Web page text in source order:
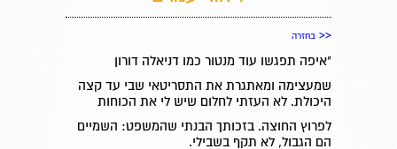
<< בחזרה
"איפה תפגשו עוד מנטור כמו דניאלה דורון
שמעצימה ומאתגרת את התסריטאי שבי עד קצה
היכולת. לא העזתי לחלום שיש לי את הכוחות
לפרוץ החוצה. בזכותך הבנתי שהמשפט: השמיים
הם הגבול, לא תקף בשבילי.